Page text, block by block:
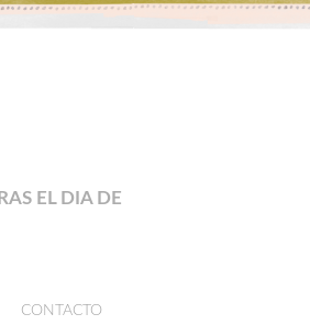
EL DIA DE
CONTACTO